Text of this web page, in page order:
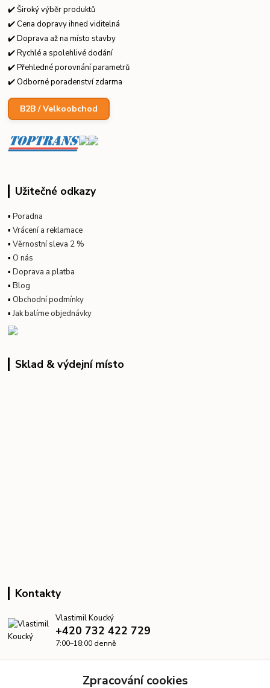
✔️ Široký výběr produktů
✔️ Cena dopravy ihned viditelná
✔️ Doprava až na místo stavby
✔️ Rychlé a spolehlivé dodání
✔️ Přehledné porovnání parametrů
✔️ Odborné poradenství zdarma
B2B / Velkoobchod
Užitečné odkazy
▪Poradna
▪Vrácení a reklamace
▪Věrnostní sleva 2 %
▪ O nás
▪Doprava a platba
▪Blog
▪ Obchodní podmínky
▪Jak balíme objednávky
Sklad & výdejní místo
Kontakty
Vlastimil Koucký
+420 732 422 729
7:00–18:00 denně
Zpracování cookies